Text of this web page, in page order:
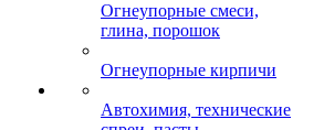
Огнеупорные смеси,
глина, порошок
Огнеупорные кирпичи
Автохимия, технические